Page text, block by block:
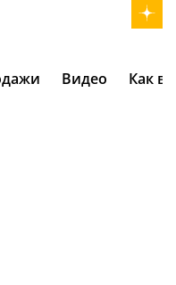
Видео Как